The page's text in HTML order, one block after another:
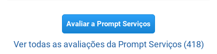
Avaliar a Prompt Serviços
Ver todas as avaliações da Prompt Serviços (418)